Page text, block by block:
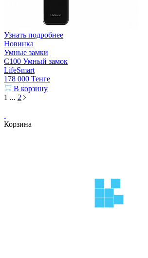
Узнать подробнее
Новинка
Умные замки
C100 Умный замок
LifeSmart
178 000 Тенге
В корзину
1 ... 2
Корзина